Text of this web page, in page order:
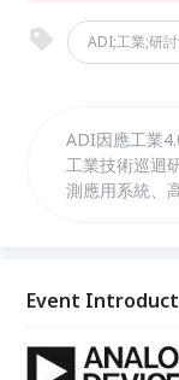
ADI;工業;研
ADI因應工業
工業技術巡迴
測應用系統、
Event